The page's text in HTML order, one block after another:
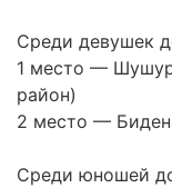
Среди девушек
1 место —
район)
2 место —
Среди юношей